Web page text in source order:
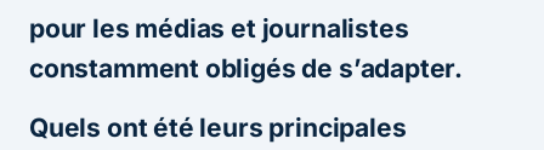
pour les médias et journalistes
constamment obligés de s’adapter.
Quels ont été leurs principales